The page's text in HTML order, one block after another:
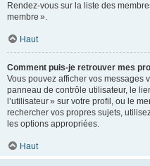
Rendez-vous sur la liste des
membre ».
Haut
Comment puis-je retrouver mes
Vous pouvez afficher vos messages
panneau de contrôle utilisateur, le
l’utilisateur » sur votre profil, ou le
rechercher vos propres sujets,
les options appropriées.
Haut